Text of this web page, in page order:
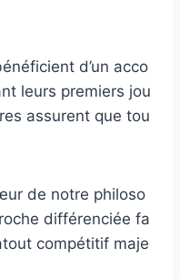
d’un acco
leurs premiers jou
assurent que tou
de notre philoso
différenciée fa
compétitif maje